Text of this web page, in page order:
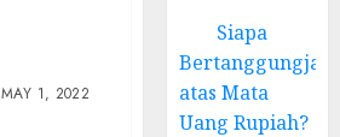
MAY 1, 2022
Siapa
atas Mata
Uang Rupiah?